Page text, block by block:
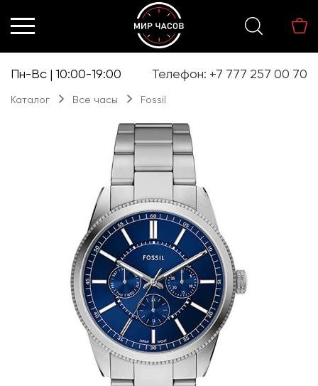
Пн-Вс | 10:00-19:00 Телефон: +7 777 257 00 70
Каталог Все часы Fossil